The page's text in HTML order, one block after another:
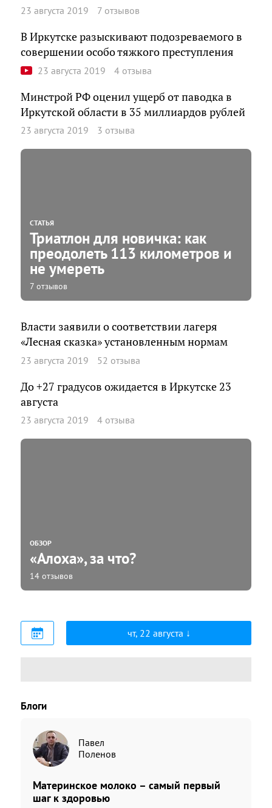
23 августа 2019 7 отзывов
В Иркутске разыскивают подозреваемого в
совершении особо тяжкого преступления
23 августа 2019 4 отзыва
Минстрой РФ оценил ущерб от паводка в
Иркутской области в 35 миллиардов рублей
23 августа 2019 3 отзыва
СТАТЬЯ
Триатлон для новичка: как
преодолеть 113 километров и
не умереть
7 отзывов
Власти заявили о соответствии лагеря
«Лесная сказка» установленным нормам
23 августа 2019 52 отзыва
До +27 градусов ожидается в Иркутске 23
августа
23 августа 2019 4 отзыва
ОБЗОР
«Алоха», за что?
14 отзывов
чт, 22 августа
Блоги
Павел
Поленов
Материнское молоко – самый первый
шаг к здоровью